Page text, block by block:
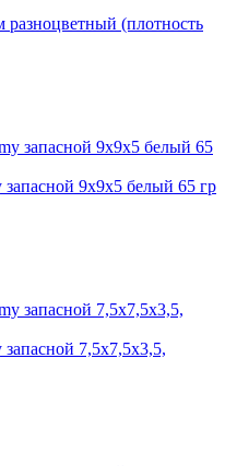
разноцветный (плотность
9х9х5 белый 65 гр
7,5х7,5х3,5,